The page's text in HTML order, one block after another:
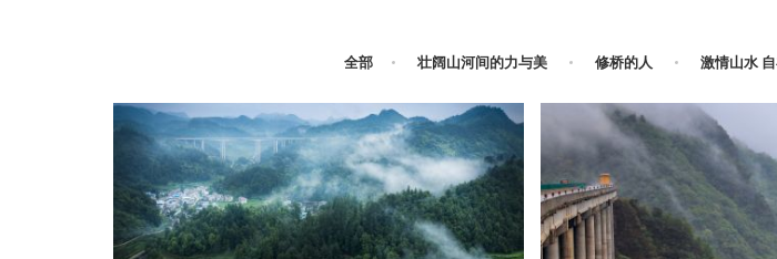
全部 壮阔山河间的力与美 修桥的人 激情山水